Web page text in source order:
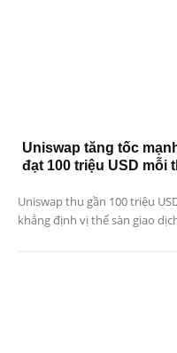
Uniswap tăng tốc
đạt 100 triệu USD mỗi
Uniswap thu gần 100 triệu
khẳng định vị thế sàn giao